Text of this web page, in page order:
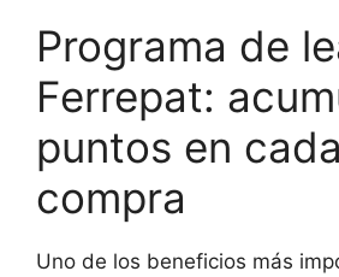
Programa de
Ferrepat:
puntos en cada
compra
Uno de los beneficios más